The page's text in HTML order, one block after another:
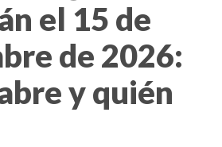
el 15 de
de 2026:
y quién